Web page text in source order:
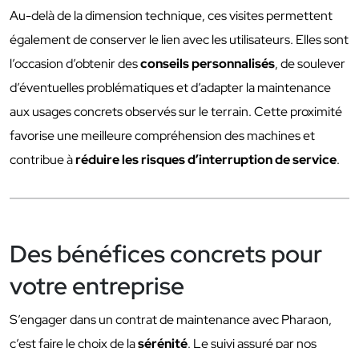
Au-delà de la dimension technique, ces visites permettent
également de conserver le lien avec les utilisateurs. Elles sont
l’occasion d’obtenir desconseils personnalisés, de soulever
d’éventuelles problématiques et d’adapter la maintenance
aux usages concrets observés sur le terrain. Cette proximité
favorise une meilleure compréhension des machines et
contribue àréduire les risques d’interruption de service.
Des bénéfices concrets pour
votre entreprise
S’engager dans un contrat de maintenance avec Pharaon,
c’est faire le choix de lasérénité. Le suivi assuré par nos